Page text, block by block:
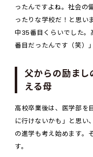
ったんですよね。社会の
ったりな学校だ！と思い
中35番目くらいでした
番目だったんです（笑）」
父からの励ま
える母
高校卒業後は、医学部を
に行けないかも」と思い
の進学も考え始めます。
す。